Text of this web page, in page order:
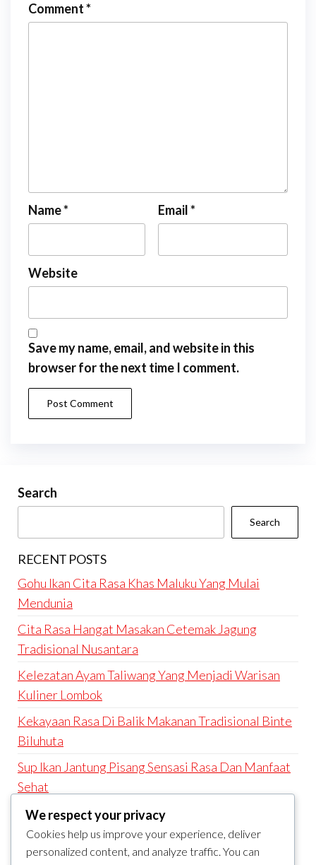
Comment*
Name* Email*
Website
Save my name, email, and website in this
browser for the next time I comment.
Search
Search
RECENT POSTS
Gohu Ikan Cita Rasa Khas Maluku Yang Mulai
Mendunia
Cita Rasa Hangat Masakan Cetemak Jagung
Tradisional Nusantara
Kelezatan Ayam Taliwang Yang Menjadi Warisan
Kuliner Lombok
Kekayaan Rasa Di Balik Makanan Tradisional Binte
Biluhuta
Sup Ikan Jantung Pisang Sensasi Rasa Dan Manfaat
Sehat
RECENT COMMENTS
A WordPress Commenter
Hello world!
We respect your privacy
Cookies help us improve your experience, deliver
personalized content, and analyze traffic. You can